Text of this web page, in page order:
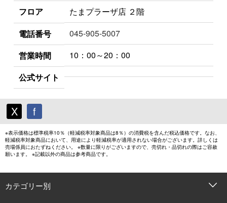
フロア
たまプラーザ店 ２階
電話番号
045-905-5007
営業時間
10：00～20：00
公式サイト
X f
※表示価格は標準税率10％（軽減税率対象商品は8％）の消費税を含んだ税込価格です。なお、
軽減税率対象商品において、用途により軽減税率が適用されない場合がございます。詳しくは
売場係員におたずねください。 ※数量に限りがございますので、売切れ・品切れの際はご容赦
願います。 ※記載以外の商品は参考商品です。
カテゴリー別